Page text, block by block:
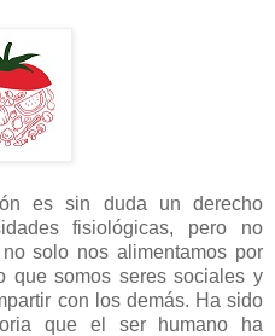
es sin duda un derecho
fisiológicas, pero no
solo nos alimentamos por
que somos seres sociales y
con los demás. Ha sido
que el ser humano ha